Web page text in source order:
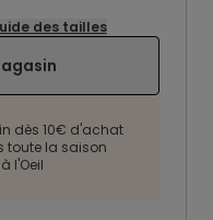
des tailles
dès 10€ d'achat
toute la saison
l'Oeil